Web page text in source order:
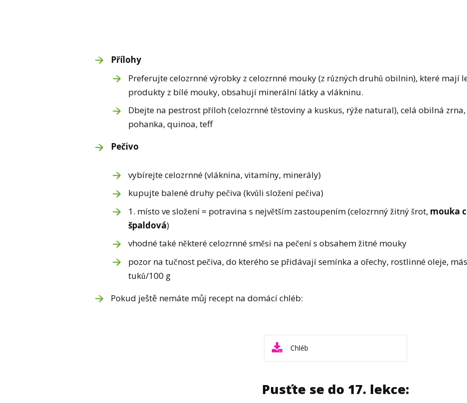
Přílohy
Preferujte celozrnné výrobky z celozrnné mouky (z různých druhů obilnin), které mají
produkty z bílé mouky, obsahují minerální látky a vlákninu.
Dbejte na pestrost příloh (celozrnné těstoviny a kuskus, rýže natural), celá obilná
pohanka, quinoa, teff
Pečivo
vybírejte celozrnné (vláknina, vitamíny, minerály)
kupujte balené druhy pečiva (kvůli složení pečiva)
1. místo ve složení = potravina s největším zastoupením (celozrnný žitný šrot, mouka
špaldová)
vhodné také některé celozrnné směsi na pečení s obsahem žitné mouky
pozor na tučnost pečiva, do kterého se přidávají semínka a ořechy, rostlinné oleje,
tuků/100 g
Pokud ještě nemáte můj recept na domácí chléb:
Chléb
Pusťte se do 17. lekce: